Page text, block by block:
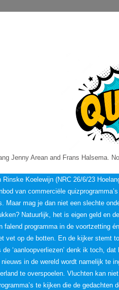
Jenny Arean and Frans Halsema.
Rinske Koelewijn (NRC 26/6/23
van commerciële
Maar mag je dan niet een slechte
Natuurlijk, het is eigen geld en
falend programma in de voortzetting
vet op de botten. En de kijker stemt
de ‘aanloopverliezen’ denk ik toch,
in de wereld wordt namelijk te
te overspoelen. Vluchten kan
te kijken die de